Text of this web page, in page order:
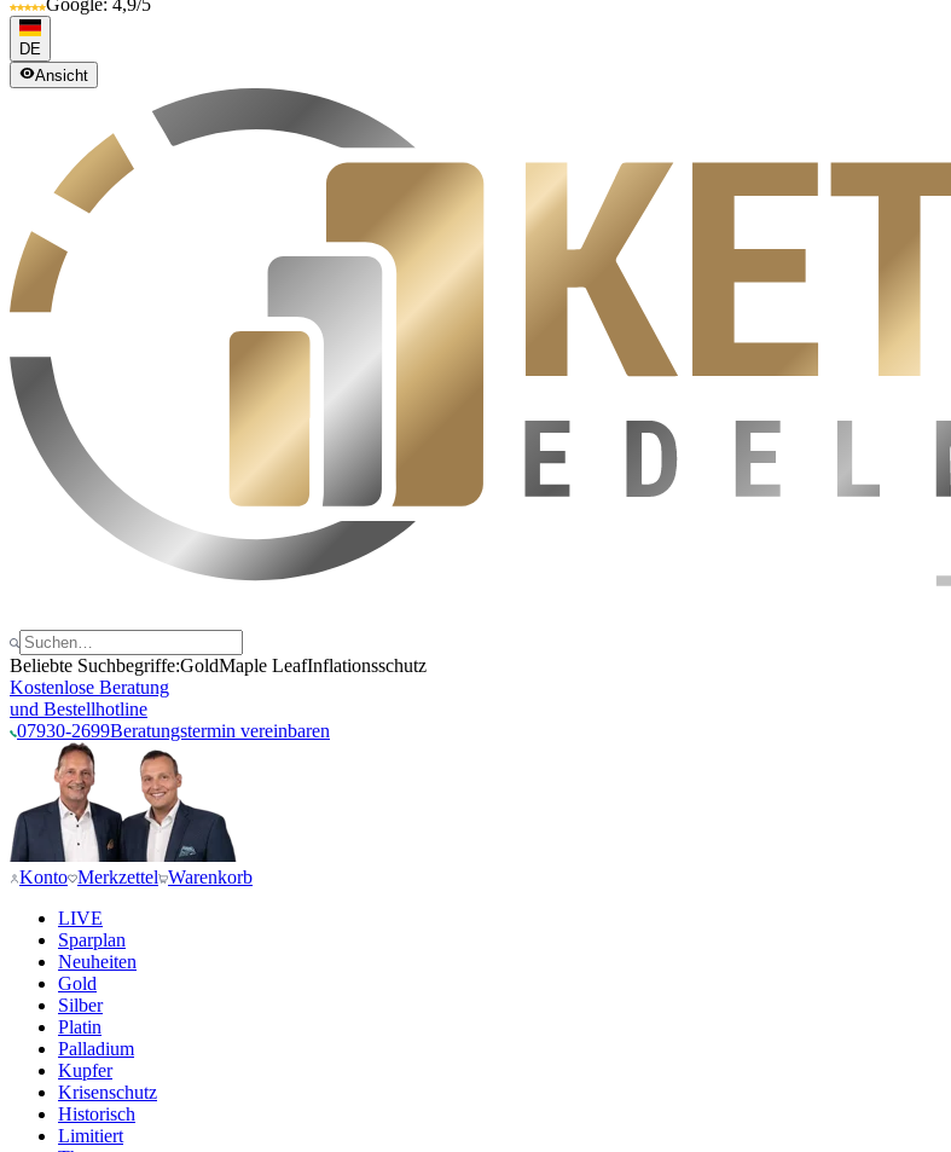
Google: 4,9/5
DE
Ansicht
Beliebte Suchbegriffe:GoldMaple LeafInflationsschutz
Kostenlose Beratung
und Bestellhotline
07930-2699Beratungstermin vereinbaren
Konto Merkzettel Warenkorb
LIVE
Sparplan
Neuheiten
Gold
Silber
Platin
Palladium
Kupfer
Krisenschutz
Historisch
Limitiert